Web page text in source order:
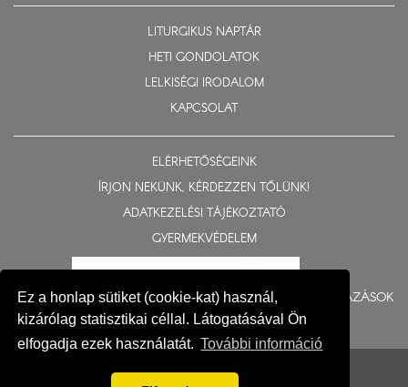
Ez a honlap sütiket (cookie-kat) használ,
kizárólag statisztikai céllal. Látogatásával Ön
elfogadja ezek használatát. További információ
LITURGIKUS NAPTÁR
HETI GONDOLATOK
LELKISÉGI IRODALOM
KAPCSOLAT
ELÉRHETŐSÉGEINK
ÍRJON NEKÜNK, KÉRDEZZEN TŐLÜNK!
ADATKEZELÉSI TÁJÉKOZTATÓ
GYERMEKVÉDELEM
BERUHÁZÁSOK